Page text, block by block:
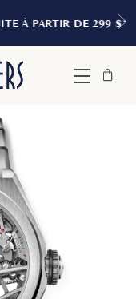
DE 299 $*
Menu
Sac